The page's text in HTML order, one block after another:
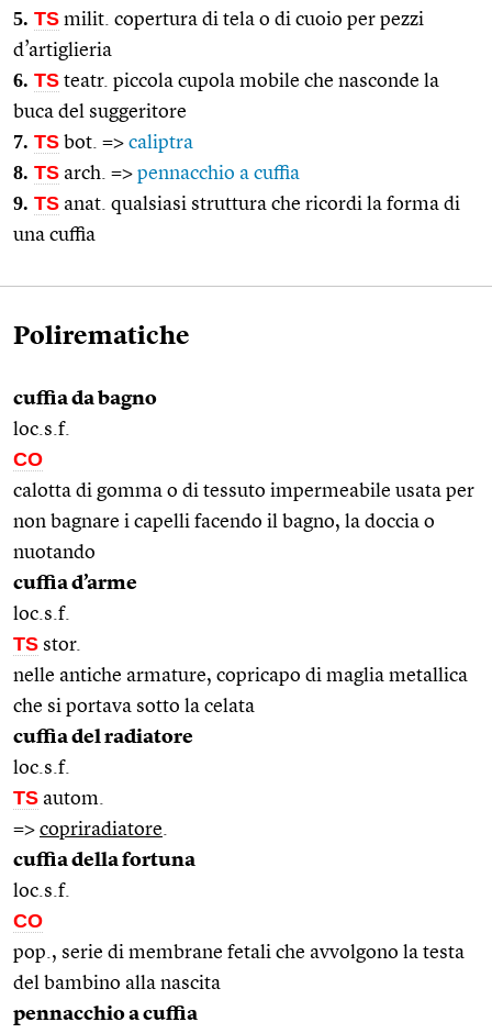
5. TS milit. copertura di tela o di cuoio per pezzi
d’artiglieria
6. TS teatr. piccola cupola mobile che nasconde la
buca del suggeritore
7. TS bot. => caliptra
8. TS arch. => pennacchio a cuffia
9. TS anat. qualsiasi struttura che ricordi la forma di
una cuffia
Polirematiche
cuffia da bagno
loc.s.f.
CO
calotta di gomma o di tessuto impermeabile usata per
non bagnare i capelli facendo il bagno, la doccia o
nuotando
cuffia d’arme
loc.s.f.
TS stor.
nelle antiche armature, copricapo di maglia metallica
che si portava sotto la celata
cuffia del radiatore
loc.s.f.
TS autom.
=> copriradiatore
cuffia della fortuna
loc.s.f.
CO
pop., serie di membrane fetali che avvolgono la testa
del bambino alla nascita
pennacchio a cuffia